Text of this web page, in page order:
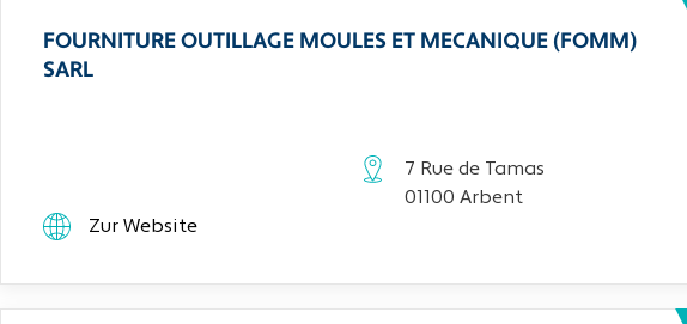
FOURNITURE OUTILLAGE MOULES ET MECANIQUE (FOMM)
SARL
7 Rue de Tamas
01100 Arbent
Zur Website